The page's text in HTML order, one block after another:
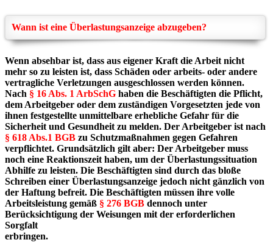
Wann ist eine Überlastungsanzeige abzugeben?
Wenn absehbar ist, dass aus eigener Kraft die Arbeit nicht
mehr so zu leisten ist, dass Schäden oder arbeits- oder andere
vertragliche Verletzungen ausgeschlossen werden können.
Nach § 16 Abs. 1 ArbSchG haben die Beschäftigten die Pflicht,
dem Arbeitgeber oder dem zuständigen Vorgesetzten jede von
ihnen festgestellte unmittelbare erhebliche Gefahr für die
Sicherheit und Gesundheit zu melden. Der Arbeitgeber ist nach
§ 618 Abs.1 BGB zu Schutzmaßnahmen gegen Gefahren
verpflichtet. Grundsätzlich gilt aber: Der Arbeitgeber muss
noch eine Reaktionszeit haben, um der Überlastungssituation
Abhilfe zu leisten. Die Beschäftigten sind durch das bloße
Schreiben einer Überlastungsanzeige jedoch nicht gänzlich von
der Haftung befreit. Die Beschäftigten müssen ihre volle
Arbeitsleistung gemäß § 276 BGB dennoch unter
Berücksichtigung der Weisungen mit der erforderlichen
Sorgfalt
erbringen.